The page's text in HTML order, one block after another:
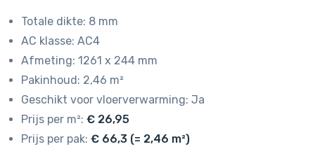
Totale dikte: 8 mm
AC klasse: AC4
Afmeting: 1261 x 244 mm
Pakinhoud: 2,46 m²
Geschikt voor vloerverwarming: Ja
Prijs per m²: € 26,95
Prijs per pak: € 66,3 (= 2,46 m²)